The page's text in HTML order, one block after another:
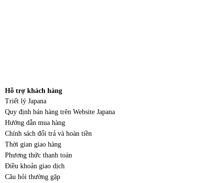
Hỗ trợ khách hàng
Triết lý Japana
Quy định bán hàng trên Website Japana
Hướng dẫn mua hàng
Chính sách đổi trả và hoàn tiền
Thời gian giao hàng
Phương thức thanh toán
Điều khoản giao dịch
Câu hỏi thường gặp